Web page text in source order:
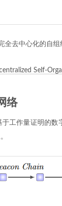
全去中心化的自
Self-
络
工作量证明的